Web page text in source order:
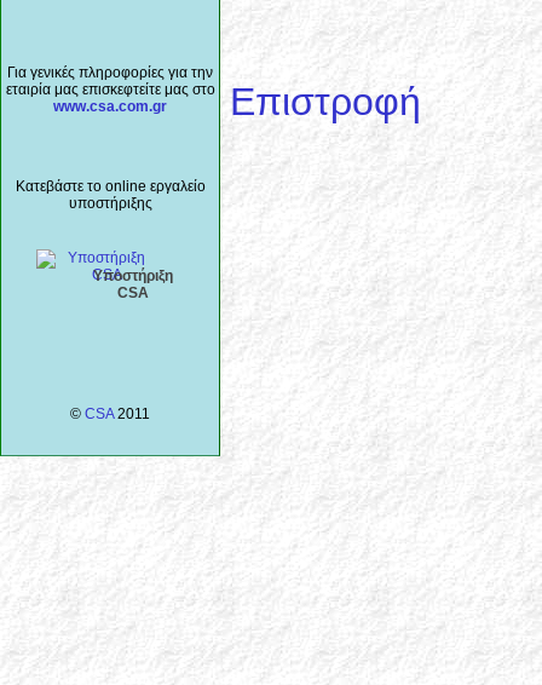
Για γενικές πληροφορίες για την
εταιρία μας επισκεφτείτε μας στο
www.csa.com.gr
Κατεβάστε το online εργαλείο
υποστήριξης
Υποστήριξη
CSA
© CSA2011
Επιστροφή